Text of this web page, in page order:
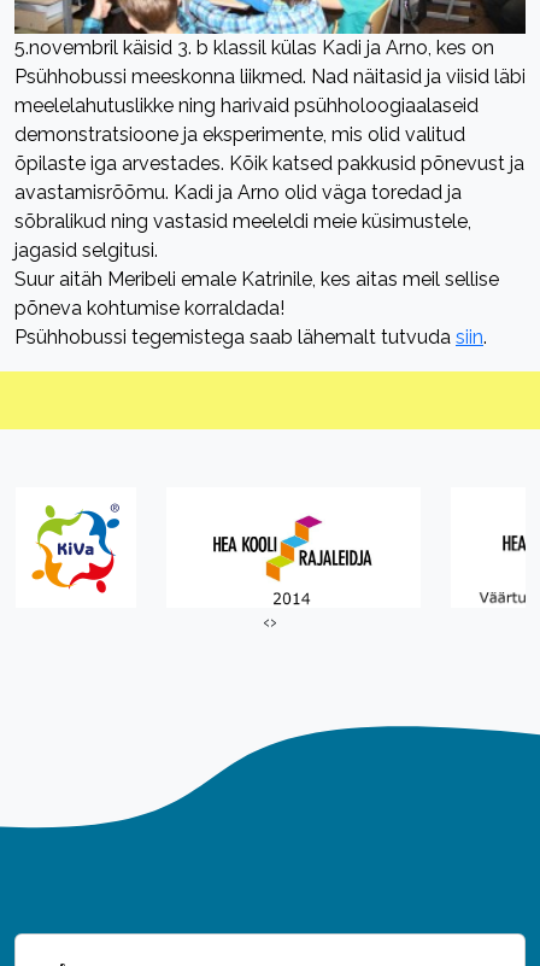
5.novembril käisid 3. b klassil külas Kadi ja Arno, kes on
Psühhobussi meeskonna liikmed. Nad näitasid ja viisid läbi
meelelahutuslikke ning harivaid psühholoogiaalaseid
demonstratsioone ja eksperimente, mis olid valitud
õpilaste iga arvestades. Kõik katsed pakkusid põnevust ja
avastamisrõõmu. Kadi ja Arno olid väga toredad ja
sõbralikud ning vastasid meeleldi meie küsimustele,
jagasid selgitusi.
Suur aitäh Meribeli emale Katrinile, kes aitas meil sellise
põneva kohtumise korraldada!
Psühhobussi tegemistega saab lähemalt tutvuda siin.
‹›